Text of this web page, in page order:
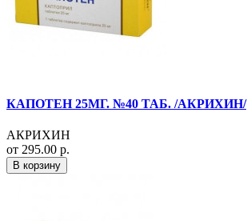
КАПОТЕН 25МГ. №40 ТАБ. /АКРИХИН/
АКРИХИН
от 295.00 р.
В корзину